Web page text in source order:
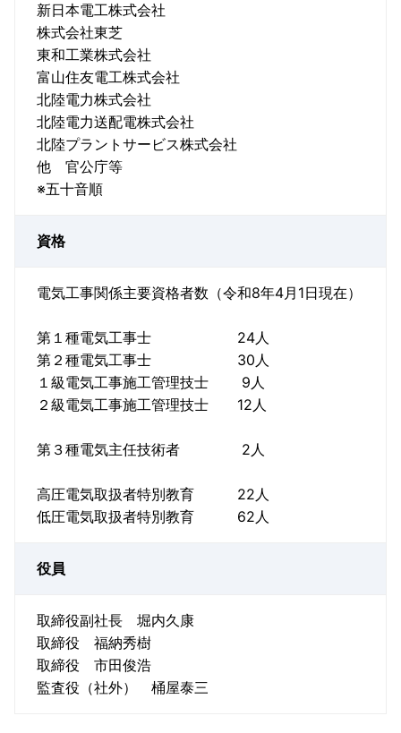
新日本電工株式会社
株式会社東芝
東和工業株式会社
富山住友電工株式会社
北陸電力株式会社
北陸電力送配電株式会社
北陸プラントサービス株式会社
他 官公庁等
※五十音順
資格
電気工事関係主要資格者数（令和8年4月1日現在）
第１種電気工事士 24人
第２種電気工事士 30人
１級電気工事施工管理技士 9人
２級電気工事施工管理技士 12人
第３種電気主任技術者 2人
高圧電気取扱者特別教育 22人
低圧電気取扱者特別教育 62人
役員
取締役副社長 堀内久康
取締役 福納秀樹
取締役 市田俊浩
監査役（社外） 桶屋泰三